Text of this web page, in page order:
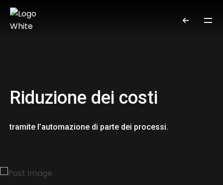
Riduzione dei costi
tramite l’automazione di parte dei processi.